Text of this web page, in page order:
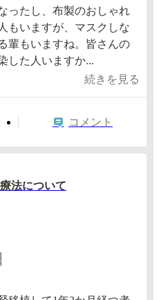
ったし、布製のおしゃれ
もいますが、マスクしな
輩もいますね。皆さんの
した人いますか...
続きを見る
コメント
法について